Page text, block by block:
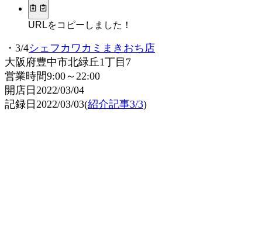
URLをコピーしました！
・3/4シェフカワカミまきおち店
大阪府豊中市北緑丘1丁目7
営業時間9:00～22:00
開店日2022/03/04
記録日2022/03/03(紹介記事3/3)